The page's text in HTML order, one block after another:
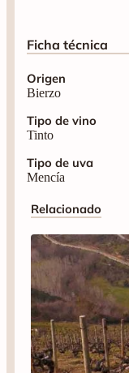
Ficha técnica
Origen
Bierzo
Tipo de vino
Tinto
Tipo de uva
Mencía
Relacionado